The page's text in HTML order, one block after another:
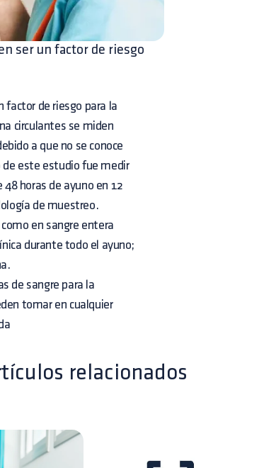
ser un factor de riesgo
factor de riesgo para la
circulantes se miden
a que no se conoce
de este estudio fue medir
horas de ayuno en 12
de muestreo.
en sangre entera
durante todo el ayuno;
de sangre para la
tomar en cualquier
relacionados